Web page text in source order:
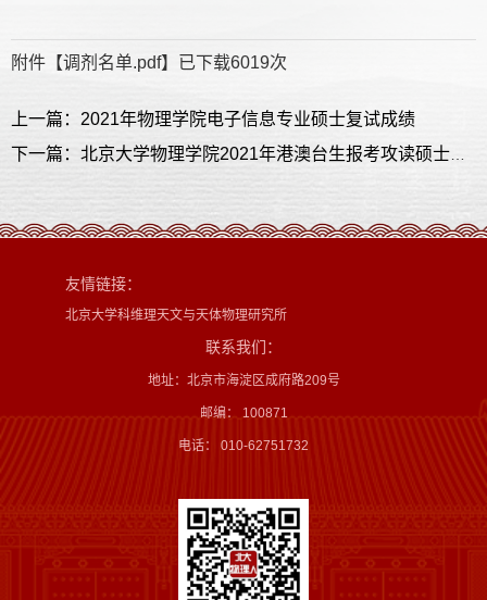
附件【调剂名单.pdf】已下载6019次
上一篇：2021年物理学院电子信息专业硕士复试成绩
友情链接：
北京大学科维理天文与天体物理研究所
联系我们：
地址：北京市海淀区成府路209号
邮编： 100871
电话： 010-62751732